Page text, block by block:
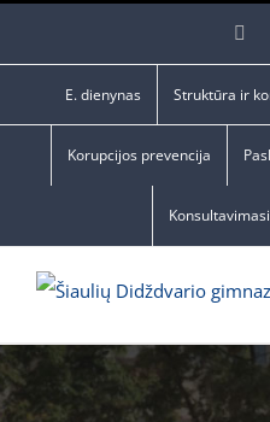
E. dienynas Struktūra ir
Korupcijos prevencija